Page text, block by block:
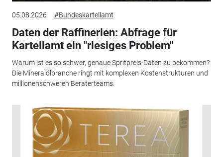
05.08.2026 #Bundeskartellamt
Daten der Raffinerien: Abfrage für
Kartellamt ein "riesiges Problem"
Warum ist es so schwer, genaue Spritpreis-Daten zu bekommen?
Die Mineralölbranche ringt mit komplexen Kostenstrukturen und
millionenschweren Beraterteams.